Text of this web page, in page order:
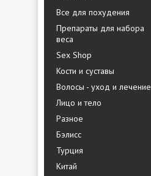
Все для похудения
Препараты для набора
веса
Sex Shop
Кости и суставы
Волосы - уход и лечение
Лицо и тело
Разное
Бэлисс
Турция
Китай